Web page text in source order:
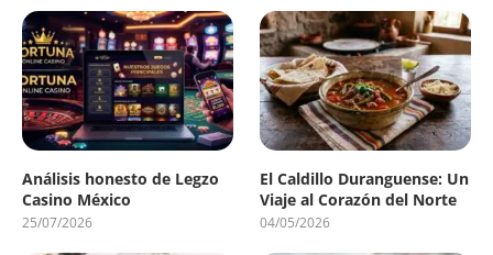
Análisis honesto de Legzo
Casino México
25/07/2026
El Caldillo Duranguense: Un
Viaje al Corazón del Norte
04/05/2026